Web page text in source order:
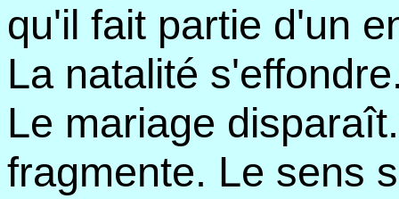
qu'il fait partie d'un
La natalité
Le mariage
fragmente. Le sens